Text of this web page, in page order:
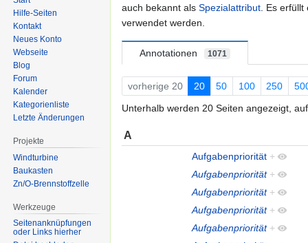
springen
springen
auch bekannt als Spezialattribut. Es erfüllt
verwendet werden.
Annotationen 1071
vorherige 20 20 50 100 250
Unterhalb werden 20 Seiten angezeigt,
A
Aufgabenpriorität +
Aufgabenpriorität +
Aufgabenpriorität +
Aufgabenpriorität +
Aufgabenpriorität +
Hilfe-Seiten
Kontakt
Neues Konto
Webseite
Blog
Forum
Kalender
Kategorienliste
Letzte Änderungen
Projekte
Windturbine
Baukasten
Zn/O-Brennstoffzelle
Werkzeuge
Seitenanknüpfungen
oder Links hierher